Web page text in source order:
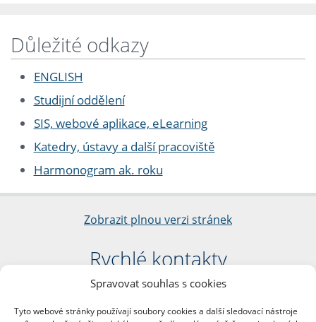
Spravovat souhlas s cookies
Tyto webové stránky používají soubory cookies a další sledovací nástroje
Důležité odkazy
ENGLISH
Studijní oddělení
SIS, webové aplikace, eLearning
Katedry, ústavy a další pracoviště
Harmonogram ak. roku
Zobrazit plnou verzi stránek
Rychlé kontakty
Filozofická fakulta
nám. Jana Palacha 1/2